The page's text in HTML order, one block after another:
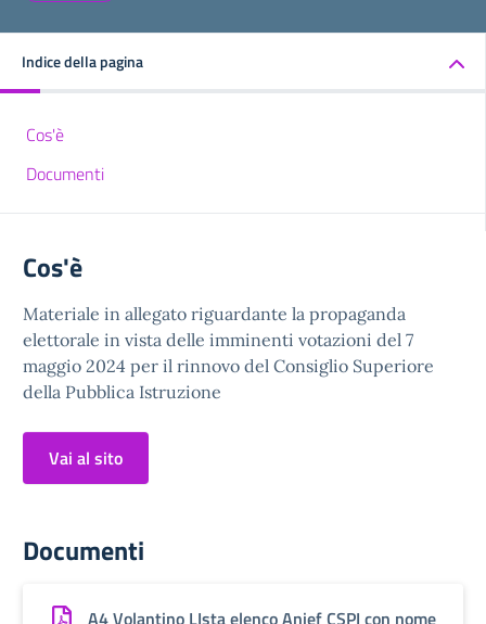
Indice della pagina
Cos'è
Documenti
Cos'è
Materiale in allegato riguardante la propaganda
elettorale in vista delle imminenti votazioni del 7
maggio 2024 per il rinnovo del Consiglio Superiore
della Pubblica Istruzione
Vai al sito
Documenti
A4 Volantino LIsta elenco Anief CSPI con nome